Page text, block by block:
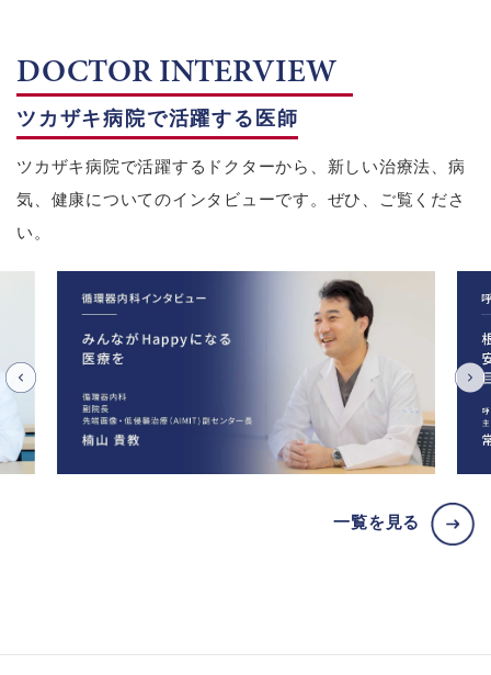
DOCTOR INTERVIEW
ツカザキ病院で活躍する医師
ツカザキ病院で活躍するドクターから、新しい治療法、病
気、健康についてのインタビューです。ぜひ、ご覧くださ
い。
一覧を見る